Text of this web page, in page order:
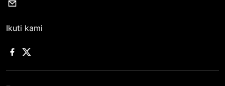
Ikuti kami